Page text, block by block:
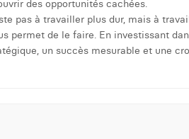
des opportunités cachées.
pas à travailler plus dur, mais à
permet de le faire. En investissant
un succès mesurable et une